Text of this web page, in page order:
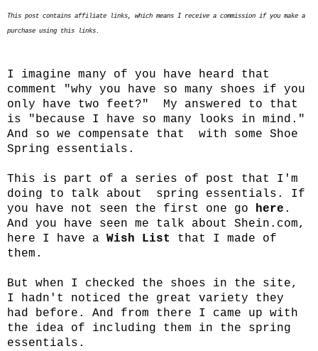
This post contains affiliate links, which means I receive a commission if you make a
purchase using this links.
I imagine many of you have heard that
comment "why you have so many shoes if you
only have two feet?" My answered to that
is "because I have so many looks in mind."
And so we compensate that with some Shoe
Spring essentials.
This is part of a series of post that I'm
doing to talk about spring essentials. If
you have not seen the first one go here .
And you have seen me talk about Shein.com,
here I have a Wish List
that I made of
them.
But when I checked the shoes in the site,
I hadn't noticed the great variety they
had before. And from there I came up with
the idea of ​​including them in the spring
essentials.